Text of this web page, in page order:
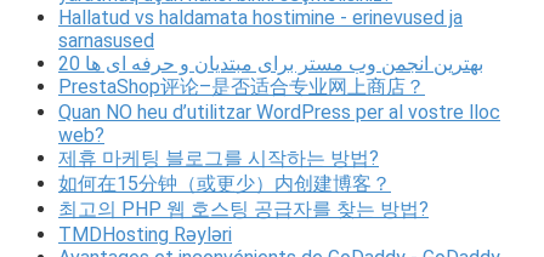
Hallatud vs haldamata hostimine - erinevused ja
sarnasused
20 بهترین انجمن وب مستر برای مبتدیان و حرفه ای ها
PrestaShop评论–是否适合专业网上商店？
Quan NO heu d’utilitzar WordPress per al vostre lloc
web?
제휴 마케팅 블로그를 시작하는 방법?
如何在15分钟（或更少）内创建博客？
최고의 PHP 웹 호스팅 공급자를 찾는 방법?
TMDHosting Rəyləri